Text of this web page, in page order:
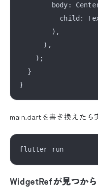
body:
child:
        ),
      ),
    );
  }
main.dartを書き換えたら
WidgetRefが見つか